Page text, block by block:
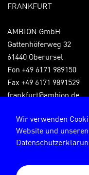
Wir verwenden
Website und
FRANKFURT
AMBION GmbH
Gattenhöferweg 32
61440 Oberursel
Fon +49 6171 989150
Fax +49 6171 9891529
frankfurt@ambion.de
Impressum